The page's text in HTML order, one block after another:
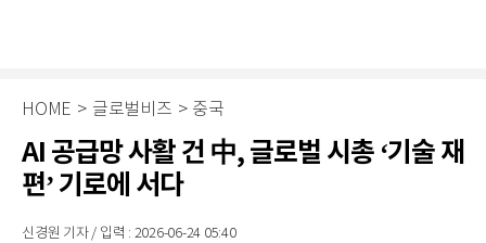
HOME > 글로벌비즈 > 중국
AI 공급망 사활 건 中, 글로벌 시총 ‘기술 재
편’ 기로에 서다
신경원 기자 / 입력 : 2026-06-24 05:40